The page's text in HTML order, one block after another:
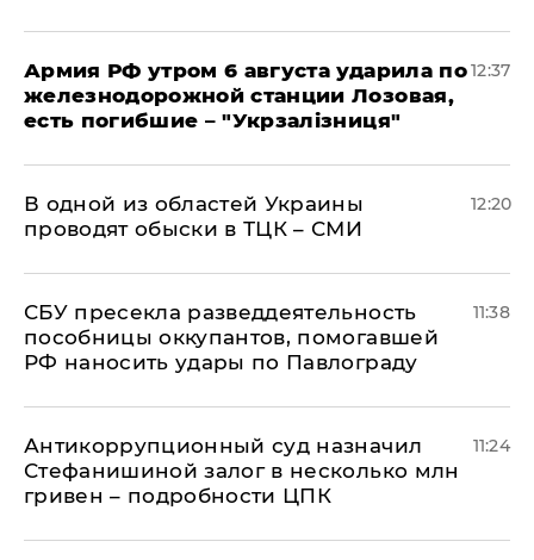
Армия РФ утром 6 августа ударила по
железнодорожной станции Лозовая,
есть погибшие – "Укрзалізниця"
12:37
В одной из областей Украины
проводят обыски в ТЦК – СМИ
12:20
СБУ пресекла разведдеятельность
пособницы оккупантов, помогавшей
РФ наносить удары по Павлограду
11:38
Антикоррупционный суд назначил
Стефанишиной залог в несколько млн
гривен – подробности ЦПК
11:24